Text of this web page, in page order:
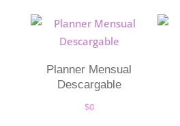
Planner Mensual
Descargable
$0